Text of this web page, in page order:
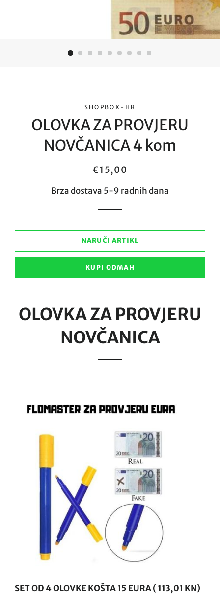
SHOPBOX-HR
OLOVKA ZA PROVJERU
NOVČANICA 4 kom
Redovna
Cijena
popustom
€15,00
Brza dostava 5-9 radnih dana
NARUČI ARTIKL
KUPI ODMAH
OLOVKA ZA PROVJERU
NOVČANICA
SET OD 4 OLOVKE KOŠTA 15 EURA ( 113,01 KN)